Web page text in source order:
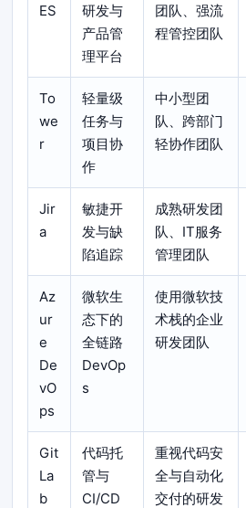
ES
研发与
产品管
理平台
团队、强流
程管控团队
To
we
r
轻量级
任务与
项目协
作
中小型团
队、跨部门
轻协作团队
Jir
a
敏捷开
发与缺
陷追踪
成熟研发团
队、IT服务
管理团队
Az
ur
e
De
vO
ps
微软生
态下的
全链路
DevOp
s
使用微软技
术栈的企业
研发团队
Git
La
b
代码托
管与
CI/CD
重视代码安
全与自动化
交付的研发